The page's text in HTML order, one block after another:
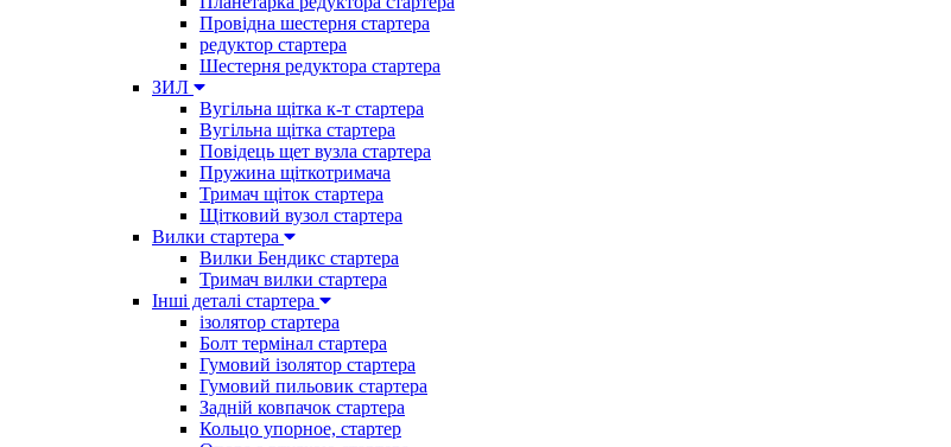
Провідна шестерня стартера
редуктор стартера
Шестерня редуктора стартера
ЗИЛ
Вугільна щітка к-т стартера
Вугільна щітка стартера
Повідець щет вузла стартера
Пружина щіткотримача
Тримач щіток стартера
Щітковий вузол стартера
Вилки стартера
Вилки Бендикс стартера
Тримач вилки стартера
Інші деталі стартера
ізолятор стартера
Болт термінал стартера
Гумовий ізолятор стартера
Гумовий пильовик стартера
Задній ковпачок стартера
Кольцо упорное, стартер